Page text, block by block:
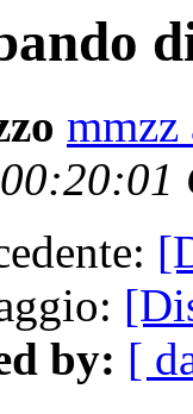
mmzz
by: [